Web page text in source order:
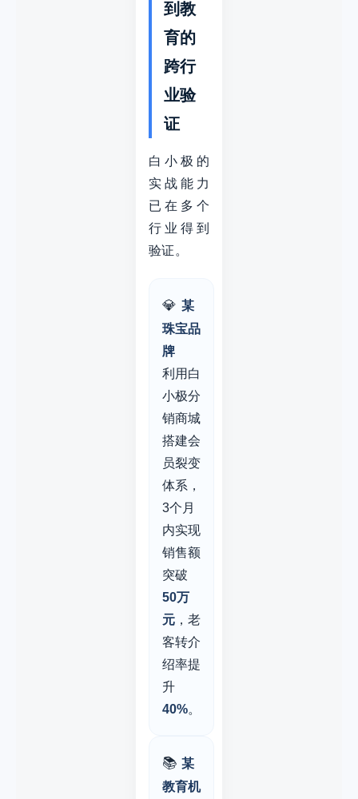
到教
育的
跨行
业验
证
白小极的
实战能力
已在多个
行业得到
验证。
💎 某
珠宝品
牌
利用白
小极分
销商城
搭建会
员裂变
体系，
3个月
内实现
销售额
突破
50万
元 ，老
客转介
绍率提
升
40%。
📚 某
教育机